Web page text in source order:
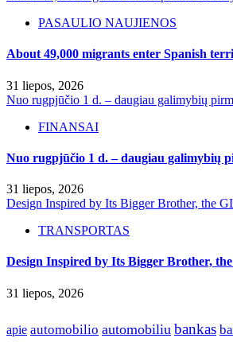
PASAULIO NAUJIENOS
About 49,000 migrants enter Spanish
31 liepos, 2026
Nuo rugpjūčio 1 d. – daugiau galimybių
FINANSAI
Nuo rugpjūčio 1 d. – daugiau galimybių
31 liepos, 2026
Design Inspired by Its Bigger Brother, the
TRANSPORTAS
Design Inspired by Its Bigger Brother,
31 liepos, 2026
apie automobilio automobiliu bankas